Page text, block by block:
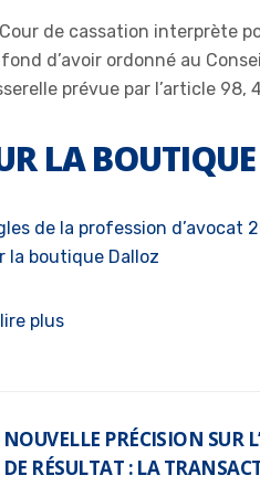
de cassation interprète
d’avoir ordonné au
prévue par l’article
LA
de la profession d’avocat
la boutique Dalloz
plus
NOUVELLE PRÉCISION SUR
DE RÉSULTAT : LA